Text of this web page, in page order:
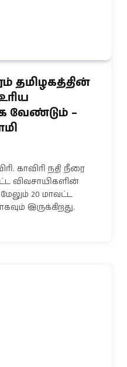
தமிழகத்தின்
வேண்டும் –
காவிரி நதி நீரை
விவசாயிகளின்
20 மாவட்ட
இருக்கிறது.